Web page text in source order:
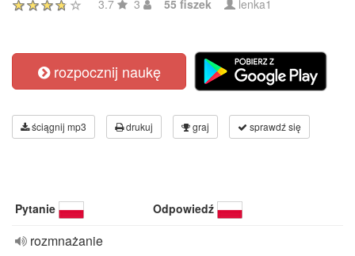
3.7 3 55 fiszek lenka1
rozpocznij naukę
ściągnij mp3 drukuj graj sprawdź się
Pytanie Odpowiedź
rozmnażanie